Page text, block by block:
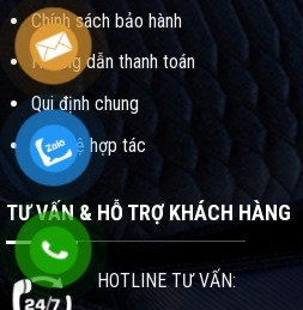
Chính sách bảo hành
Hướng dẫn thanh toán
Qui định chung
Liên hệ hợp tác
TƯ VẤN & HỖ TRỢ KHÁCH HÀNG
HOTLINE TƯ VẤN: